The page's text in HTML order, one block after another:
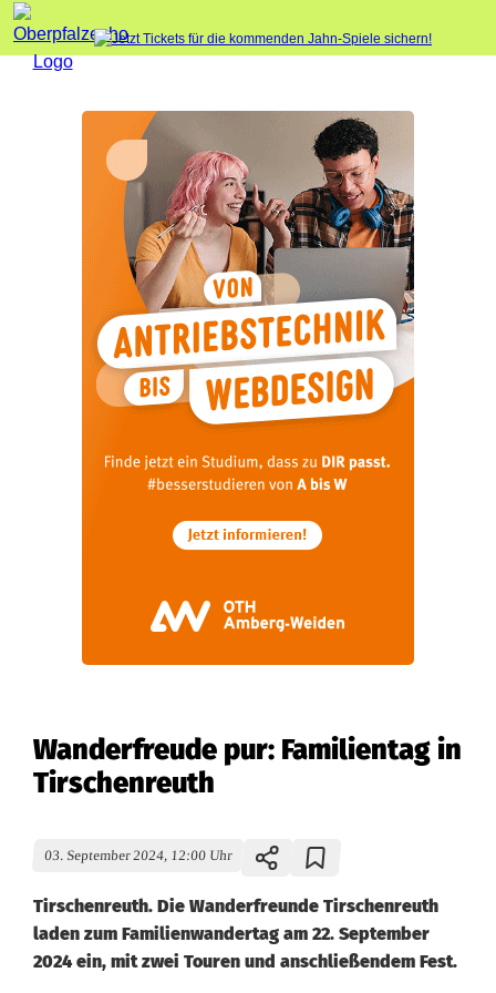
Wanderfreude pur: Familientag in
Tirschenreuth
03. September 2024, 12:00 Uhr
Tirschenreuth. Die Wanderfreunde Tirschenreuth
laden zum Familienwandertag am 22. September
2024 ein, mit zwei Touren und anschließendem Fest.